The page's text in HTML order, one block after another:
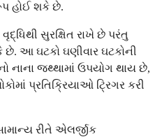
હોઈ શકે છે.
સુરક્ષિત રાખે છે પરંતુ
આ ઘટકો ઘણીવાર ઘટકોની
નાના જથ્થામાં ઉપયોગ થાય છે,
પ્રતિક્રિયાઓ ટ્રિગર કરી
રીતે એલર્જીક